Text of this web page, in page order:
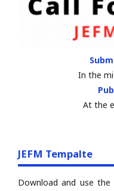
In the
At the
JEFM Tempalte
Download and use the